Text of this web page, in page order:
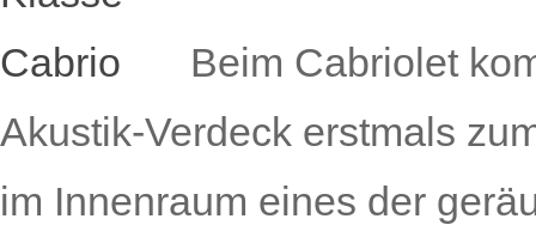
Beim Cabriolet
Akustik-Verdeck erstmals
im Innenraum eines der